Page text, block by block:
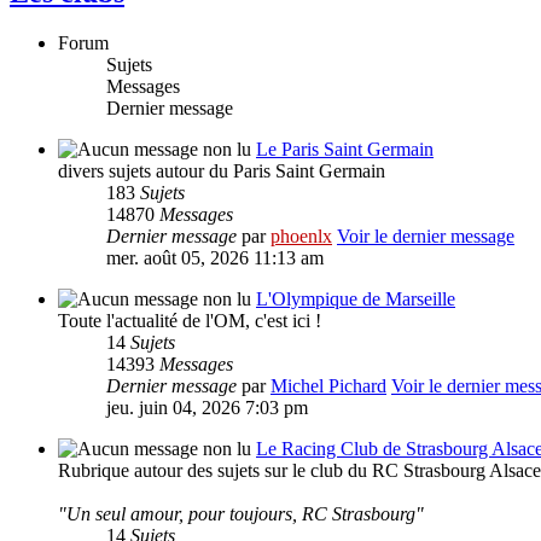
Forum
Sujets
Messages
Dernier message
Le Paris Saint Germain
divers sujets autour du Paris Saint Germain
183 Sujets
14870 Messages
Dernier message parphoenlx Voir le dernier message
mer. août 05, 2026 11:13 am
L'Olympique de Marseille
Toute l'actualité de l'OM, c'est ici !
14 Sujets
14393 Messages
Dernier message parMichel Pichard Voir le dernier
jeu. juin 04, 2026 7:03 pm
Le Racing Club de Strasbourg
Rubrique autour des sujets sur le club du RC Strasbourg
"Un seul amour, pour toujours, RC Strasbourg"
14 Sujets